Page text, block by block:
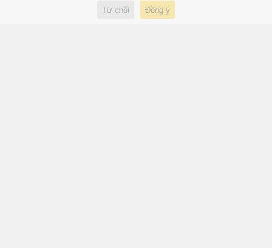
Cuộc sống hiện tại của Hồng
Thanh
Từ chối Đồng ý